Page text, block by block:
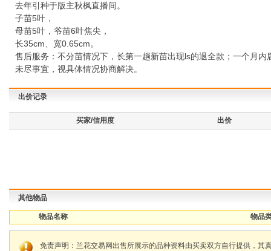
去年引种于版主秋枫直播间。
子苗5叶，
母苗5叶，爷苗6叶焦尖，
长35cm、宽0.65cm。
售后服务：不分苗情况下，长第一趟新苗出现ls的退全款；一个月
未尽事宜，视具体情况协商解决。
出价记录
买家/信用度 出价
其他物品
物品名称 物品
免责声明：兰花交易网出售所展示的品种资料由买卖双方自行提供，